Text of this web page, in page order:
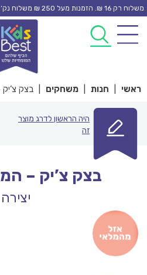
Skip
content
משלוח רק 16 ₪. הזמנות מעל 250 ₪ משלוח נק’ איסוף חינם
ראשי חנות משחקים בצק
היה הראשון לדרג מוצר
זה
בצק צ’יק –
יצירה